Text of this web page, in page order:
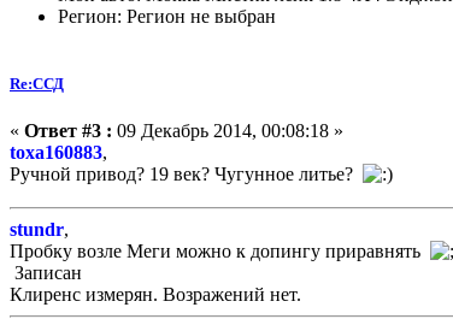
Регион: Регион не выбран
Re:ССД
« Ответ #3 : 09 Декабрь 2014, 00:08:18 »
toxa160883,
Ручной привод? 19 век? Чугунное литье?
stundr,
Пробку возле Меги можно к допингу приравнять
Записан
Клиренс измерян. Возражений нет.